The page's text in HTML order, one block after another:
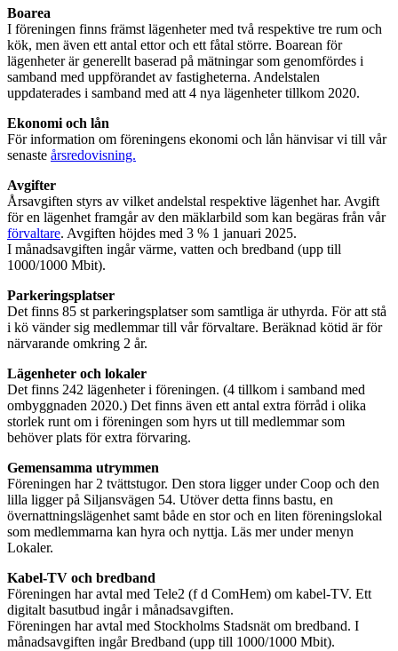
Boarea
I föreningen finns främst lägenheter med två respektive tre rum och
kök, men även ett antal ettor och ett fåtal större. Boarean för
lägenheter är generellt baserad på mätningar som genomfördes i
samband med uppförandet av fastigheterna. Andelstalen
uppdaterades i samband med att 4 nya lägenheter tillkom 2020.
Ekonomi och lån
För information om föreningens ekonomi och lån hänvisar vi till vår
senaste årsredovisning.
Avgifter
Årsavgiften styrs av vilket andelstal respektive lägenhet har. Avgift
för en lägenhet framgår av den mäklarbild som kan begäras från vår
förvaltare. Avgiften höjdes med 3 % 1 januari 2025.
I månadsavgiften ingår värme, vatten och bredband (upp till
1000/1000 Mbit).
Parkeringsplatser
Det finns 85 st parkeringsplatser som samtliga är uthyrda. För att stå
i kö vänder sig medlemmar till vår förvaltare. Beräknad kötid är för
närvarande omkring 2 år.
Lägenheter och lokaler
Det finns 242 lägenheter i föreningen. (4 tillkom i samband med
ombyggnaden 2020.) Det finns även ett antal extra förråd i olika
storlek runt om i föreningen som hyrs ut till medlemmar som
behöver plats för extra förvaring.
Gemensamma utrymmen
Föreningen har 2 tvättstugor. Den stora ligger under Coop och den
lilla ligger på Siljansvägen 54. Utöver detta finns bastu, en
övernattningslägenhet samt både en stor och en liten föreningslokal
som medlemmarna kan hyra och nyttja. Läs mer under menyn
Lokaler.
Kabel-TV och bredband
Föreningen har avtal med Tele2 (f d ComHem) om kabel-TV. Ett
digitalt basutbud ingår i månadsavgiften.
Föreningen har avtal med Stockholms Stadsnät om bredband. I
månadsavgiften ingår Bredband (upp till 1000/1000 Mbit).